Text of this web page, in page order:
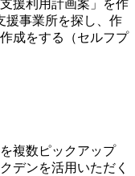
援利用計画案」を作
援事業所を探し、作
成をする（セルフプ
複数ピックアップ
デンを活用いただく